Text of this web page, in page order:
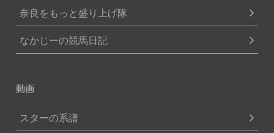
奈良をもっと盛り上げ隊
なかじーの競馬日記
動画
スターの系譜